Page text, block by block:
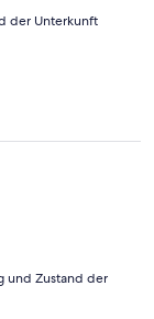
der Unterkunft
und Zustand der